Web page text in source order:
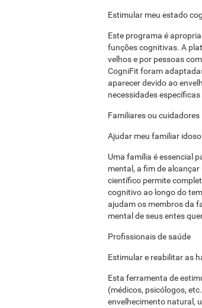
Estimular meu estado
Este programa é
funções cognitivas. A
velhos e por pessoas
CogniFit foram
aparecer devido ao
necessidades
Familiares ou cuidadores
Ajudar meu familiar
Uma família é essencial
mental, a fim de
científico permite
cognitivo ao longo do
ajudam os membros da
mental de seus entes
Profissionais de saúde
Estimular e reabilitar as
Esta ferramenta de
(médicos, psicólogos,
envelhecimento natural,